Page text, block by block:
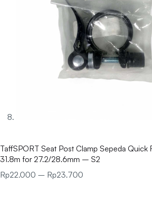
TaffSPORT Seat Post Clamp Sepeda Quick
31.8m for 27.2/28.6mm – S2
Rp22.000 – Rp23.700